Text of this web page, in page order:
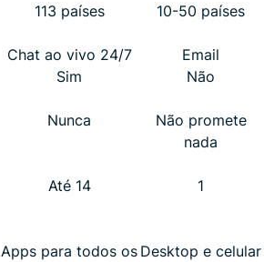
113 países 10-50 países
Chat ao vivo 24/7
Email
Sim Não
Nunca
Não promete
nada
Até 14 1
Apps para todos os Desktop e celular